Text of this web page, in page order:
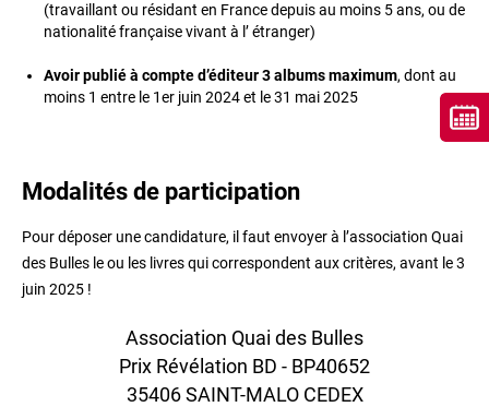
(travaillant ou résidant en France depuis au moins 5 ans, ou de
nationalité française vivant à l’ étranger)
Avoir publié à compte d’éditeur 3 albums maximum, dont au
moins 1 entre le 1er juin 2024 et le 31 mai 2025
Modalités de participation
Pour déposer une candidature, il faut envoyer à l’association Quai
des Bulles le ou les livres qui correspondent aux critères, avant le 3
juin 2025 !
Association Quai des Bulles
Prix Révélation BD - BP40652
35406 SAINT-MALO CEDEX